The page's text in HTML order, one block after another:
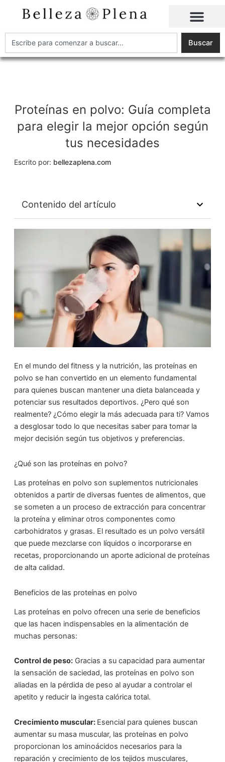
Buscar
Proteínas en polvo: Guía completa
para elegir la mejor opción según
tus necesidades
Escrito por: bellezaplena.com
Contenido del artículo
En el mundo del fitness y la nutrición, las proteínas en
polvo se han convertido en un elemento fundamental
para quienes buscan mantener una dieta balanceada y
potenciar sus resultados deportivos. ¿Pero qué son
realmente? ¿Cómo elegir la más adecuada para ti? Vamos
a desglosar todo lo que necesitas saber para tomar la
mejor decisión según tus objetivos y preferencias.
¿Qué son las proteínas en polvo?
Las proteínas en polvo son suplementos nutricionales
obtenidos a partir de diversas fuentes de alimentos, que
se someten a un proceso de extracción para concentrar
la proteína y eliminar otros componentes como
carbohidratos y grasas. El resultado es un polvo versátil
que puede mezclarse con líquidos o incorporarse en
recetas, proporcionando un aporte adicional de proteínas
de alta calidad.
Beneficios de las proteínas en polvo
Las proteínas en polvo ofrecen una serie de beneficios
que las hacen indispensables en la alimentación de
muchas personas:
Control de peso:Gracias a su capacidad para aumentar
la sensación de saciedad, las proteínas en polvo son
aliadas en la pérdida de peso al ayudar a controlar el
apetito y reducir la ingesta calórica total.
Crecimiento muscular: Esencial para quienes buscan
aumentar su masa muscular, las proteínas en polvo
proporcionan los aminoácidos necesarios para la
reparación y crecimiento de los tejidos musculares,